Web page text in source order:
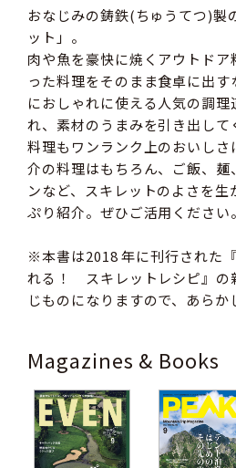
おなじみの鋳鉄(ちゅうてつ)製
ット」。
肉や魚を豪快に焼くアウトド
った料理をそのまま食卓に出
におしゃれに使える人気の調
れ、素材のうまみを引き出して
料理もワンランク上のおいし
介の料理はもちろん、ご飯、麺
ンなど、スキレットのよさを
ぷり紹介。ぜひご活用ください。
※本書は2018 年に刊行された
れる！ スキレットレシピ』の
じものになりますので、あらか
Magazines & Books